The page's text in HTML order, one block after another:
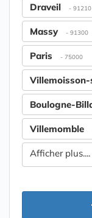
Draveil - 91210
Massy - 91300
Paris - 75000
Boulogne-
Villemomble
Afficher plus....